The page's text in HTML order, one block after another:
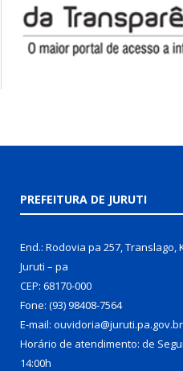
PREFEITURA DE JURUTI
End.: Rodovia pa 257, Translago,
Juruti – pa
CEP: 68170-000
Fone: (93) 98408-7564
E-mail: ouvidoria@juruti.pa.gov.br
Horário de atendimento: de
14:00h